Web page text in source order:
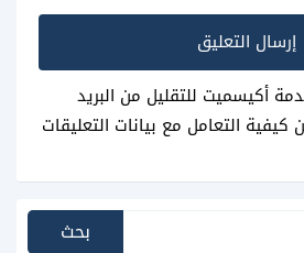
أكيسميت للتقليل من البريد
كيفية التعامل مع بيانات التعليقات